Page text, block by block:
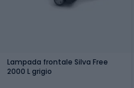
Lampada frontale Silva Free
2000 L grigio